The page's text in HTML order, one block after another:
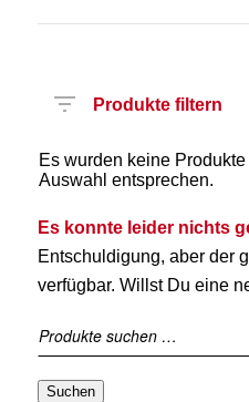
Produkte filtern
Es wurden keine
Auswahl entsprechen.
Es konnte leider nichts
Entschuldigung, aber der
verfügbar. Willst Du eine
Suchen